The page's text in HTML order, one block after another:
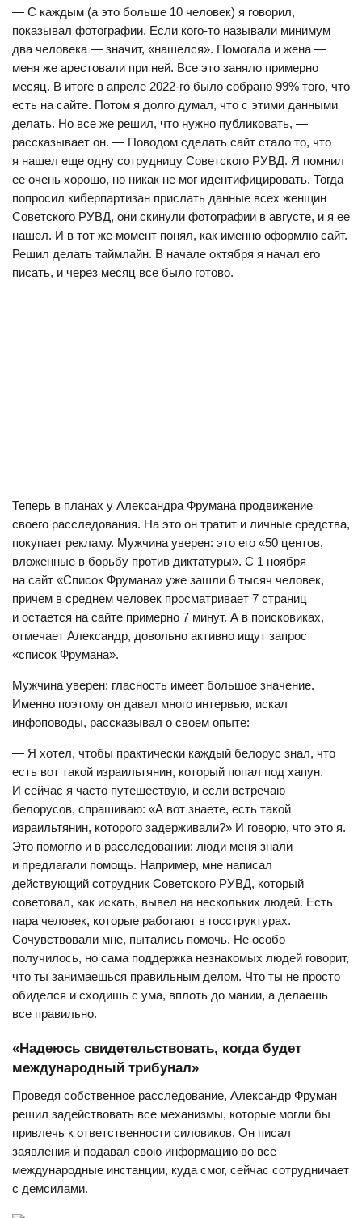
— С каждым (а это больше 10 человек) я говорил,
показывал фотографии. Если кого-то называли минимум
два человека — значит, «нашелся». Помогала и жена —
меня же арестовали при ней. Все это заняло примерно
месяц. В итоге в апреле 2022-го было собрано 99% того, что
есть на сайте. Потом я долго думал, что с этими данными
делать. Но все же решил, что нужно публиковать, —
рассказывает он. — Поводом сделать сайт стало то, что
я нашел еще одну сотрудницу Советского РУВД. Я помнил
ее очень хорошо, но никак не мог идентифицировать. Тогда
попросил киберпартизан прислать данные всех женщин
Советского РУВД, они скинули фотографии в августе, и я ее
нашел. И в тот же момент понял, как именно оформлю сайт.
Решил делать таймлайн. В начале октября я начал его
писать, и через месяц все было готово.
Теперь в планах у Александра Фрумана продвижение
своего расследования. На это он тратит и личные средства,
покупает рекламу. Мужчина уверен: это его «50 центов,
вложенные в борьбу против диктатуры». С 1 ноября
на сайт «Список Фрумана» уже зашли 6 тысяч человек,
причем в среднем человек просматривает 7 страниц
и остается на сайте примерно 7 минут. А в поисковиках,
отмечает Александр, довольно активно ищут запрос
«список Фрумана».
Мужчина уверен: гласность имеет большое значение.
Именно поэтому он давал много интервью, искал
инфоповоды, рассказывал о своем опыте:
— Я хотел, чтобы практически каждый белорус знал, что
есть вот такой израильтянин, который попал под хапун.
И сейчас я часто путешествую, и если встречаю
белорусов, спрашиваю: «А вот знаете, есть такой
израильтянин, которого задерживали?» И говорю, что это я.
Это помогло и в расследовании: люди меня знали
и предлагали помощь. Например, мне написал
действующий сотрудник Советского РУВД, который
советовал, как искать, вывел на нескольких людей. Есть
пара человек, которые работают в госструктурах.
Сочувствовали мне, пытались помочь. Не особо
получилось, но сама поддержка незнакомых людей говорит,
что ты занимаешься правильным делом. Что ты не просто
обиделся и сходишь с ума, вплоть до мании, а делаешь
все правильно.
«Надеюсь свидетельствовать, когда будет
международный трибунал»
Проведя собственное расследование, Александр Фруман
решил задействовать все механизмы, которые могли бы
привлечь к ответственности силовиков. Он писал
заявления и подавал свою информацию во все
международные инстанции, куда смог, сейчас сотрудничает
с демсилами.